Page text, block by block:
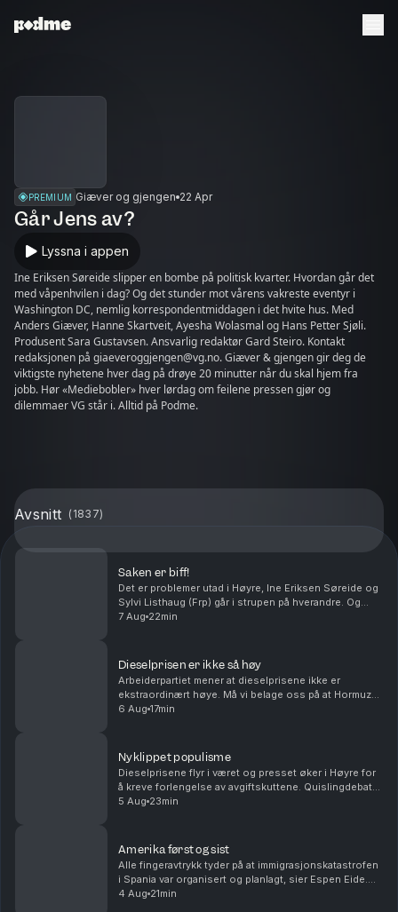
PREMIUM Giæver og gjengen 22 Apr
Går Jens av?
Lyssna i appen
Ine Eriksen Søreide slipper en bombe på politisk kvarter. Hvordan går det
med våpenhvilen i dag? Og det stunder mot vårens vakreste eventyr i
Washington DC, nemlig korrespondentmiddagen i det hvite hus. Med
Anders Giæver, Hanne Skartveit, Ayesha Wolasmal og Hans Petter Sjøli.
Produsent Sara Gustavsen. Ansvarlig redaktør Gard Steiro. Kontakt
redaksjonen på giaeveroggjengen@vg.no. Giæver & gjengen gir deg de
viktigste nyhetene hver dag på drøye 20 minutter når du skal hjem fra
jobb. Hør «Mediebobler» hver lørdag om feilene pressen gjør og
dilemmaer VG står i. Alltid på Podme.
Avsnitt ( 1837)
Saken er biff!
Det er problemer utad i Høyre, Ine Eriksen Søreide og
Sylvi Listhaug (Frp) går i strupen på hverandre. Og
Rødt går inn i debatten om prisen på indrefilet, slik er
7 Aug 22min
Dieselprisen er ikke så høy
Arbeiderpartiet mener at dieselprisene ikke er
ekstraordinært høye. Må vi belage oss på at Hormuz-
stredet blir liggende bak betalingsmur i uoverskuelig
6 Aug 17min
Nyklippet populisme
Dieselprisene flyr i været og presset øker i Høyre for
å kreve forlengelse av avgiftskuttene. Quislingdebatt i
Sverige, den norske landssvikeren er aktualisert i
5 Aug 23min
Amerika først og sist
Alle fingeravtrykk tyder på at immigrasjonskatastrofen
i Spania var organisert og planlagt, sier Espen Eide.
Bør det innføre et tak for samlede velferdsytelser er
4 Aug 21min